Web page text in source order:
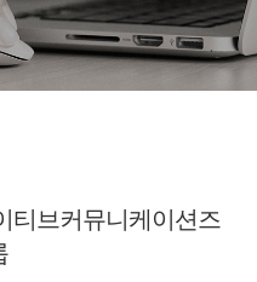
티브커뮤니케이션즈